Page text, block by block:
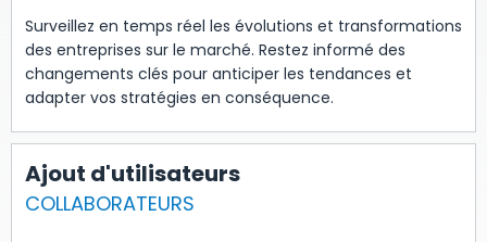
Surveillez en temps réel les évolutions et transformations
des entreprises sur le marché. Restez informé des
changements clés pour anticiper les tendances et
adapter vos stratégies en conséquence.
Ajout d'utilisateurs
COLLABORATEURS